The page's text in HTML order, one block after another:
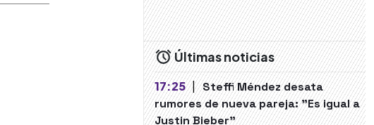
Últimas noticias
17:25 | Steffi Méndez desata
rumores de nueva pareja: "Es igual a
Justin Bieber"